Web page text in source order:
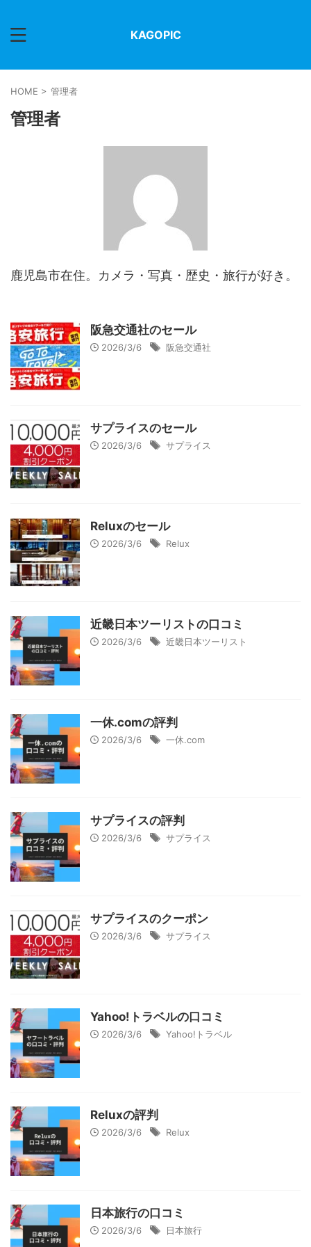
KAGOPIC
HOME > 管理者
管理者
鹿児島市在住。カメラ・写真・歴史・旅行が好き。
阪急交通社のセール
2026/3/6 阪急交通社
サプライスのセール
2026/3/6 サプライス
Reluxのセール
2026/3/6 Relux
近畿日本ツーリストの口コミ
2026/3/6 近畿日本ツーリスト
一休.comの評判
2026/3/6 一休.com
サプライスの評判
2026/3/6 サプライス
サプライスのクーポン
2026/3/6 サプライス
Yahoo!トラベルの口コミ
2026/3/6 Yahoo!トラベル
Reluxの評判
2026/3/6 Relux
日本旅行の口コミ
2026/3/6 日本旅行